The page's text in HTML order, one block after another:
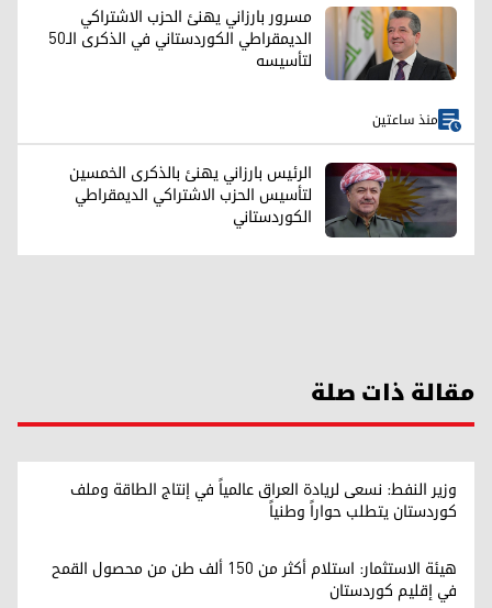
مسرور بارزاني يهنئ الحزب الاشتراكي
الديمقراطي الكوردستاني في الذكرى الـ50
لتأسيسه
منذ ساعتين
الرئيس بارزاني يهنئ بالذكرى الخمسين
لتأسيس الحزب الاشتراکي الديمقراطي
الكوردستاني
مقالة ذات صلة
وزير النفط: نسعى لريادة العراق عالمياً في إنتاج الطاقة وملف
كوردستان يتطلب حواراً وطنياً
هيئة الاستثمار: استلام أكثر من 150 ألف طن من محصول القمح
في إقليم كوردستان